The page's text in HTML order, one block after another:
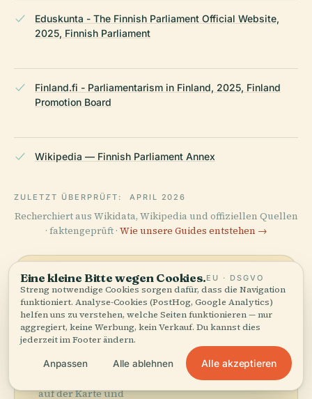
Eduskunta - The Finnish Parliament Official Website,
2025, Finnish Parliament
Finland.fi - Parliamentarism in Finland, 2025, Finland
Promotion Board
Wikipedia — Finnish Parliament Annex
ZULETZT ÜBERPRÜFT: APRIL 2026
Recherchiert aus Wikidata, Wikipedia und offiziellen Quellen
· faktengeprüft · Wie unsere Guides entstehen →
Die
Umgebung
entdecken
Sehen Sie Anbau Des
auf der Karte und
Karte anzeigen
Eine kleine Bitte wegen Cookies.EU · DSGVO
Streng notwendige Cookies sorgen dafür, dass die Navigation
funktioniert. Analyse-Cookies (PostHog, Google Analytics)
helfen uns zu verstehen, welche Seiten funktionieren — nur
aggregiert, keine Werbung, kein Verkauf. Du kannst dies
jederzeit im Footer ändern.
Anpassen Alle ablehnen Alle akzeptieren